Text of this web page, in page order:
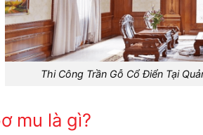
Thi Công Trần Gỗ Cổ Điển Tại
mu là gì?